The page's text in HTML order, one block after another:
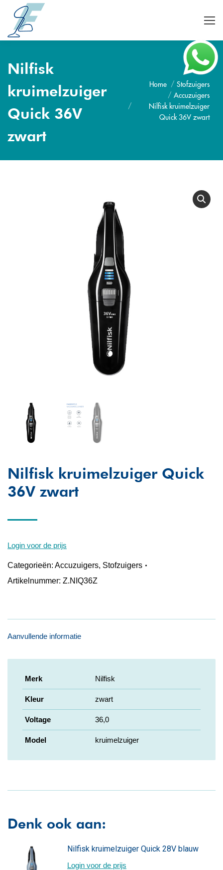
Nilfisk
kruimelzuiger
Quick 36V
zwart
Je bent hier:Home
Stofzuigers
Accuzuigers
Nilfisk kruimelzuiger
Quick 36V zwart
Nilfisk kruimelzuiger Quick
36V zwart
Login voor de prijs
Categorieën: Accuzuigers, Stofzuigers
Artikelnummer: Z.NIQ36Z
Aanvullende informatie
Merk Nilfisk
Kleur zwart
Voltage 36,0
Model kruimelzuiger
Denk ook aan:
Nilfisk kruimelzuiger Quick 28V blauw
Login voor de prijs